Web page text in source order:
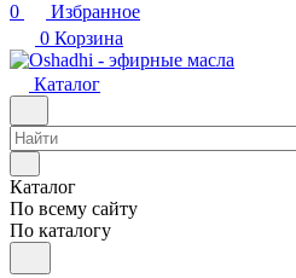
0
Избранное
0 Корзина
Каталог
Каталог
По всему сайту
По каталогу